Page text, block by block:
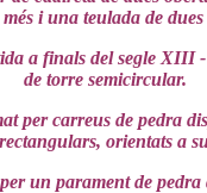
i una teulada de
a finals del segle
de torre semicircular.
carreus de pedra
orientats a
un parament de pedra